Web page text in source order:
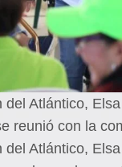
Atlántico,
reunió con la
Atlántico,